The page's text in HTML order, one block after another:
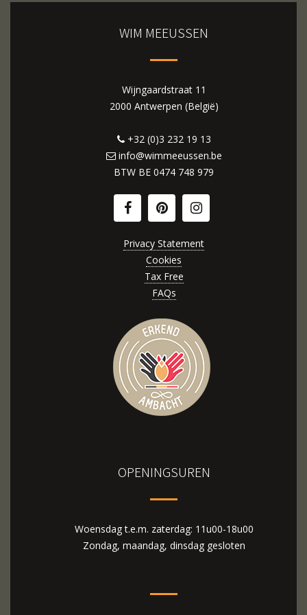
WIM MEEUSSEN
Wijngaardstraat 11
2000 Antwerpen (België)
+32 (0)3 232 19 13
info@wimmeeussen.be
BTW BE 0474 748 979
Privacy Statement
Cookies
Tax Free
FAQs
OPENINGSUREN
Woensdag t.e.m. zaterdag: 11u00-18u00
Zondag, maandag, dinsdag gesloten